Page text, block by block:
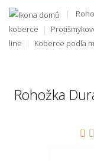
koberce
line
Koberce podľa
Rohožka